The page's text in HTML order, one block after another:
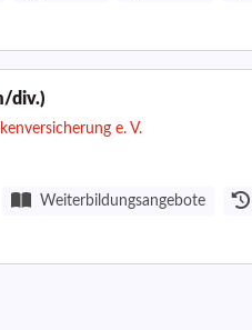
div.)
e. V.
Weiterbildungsangebote